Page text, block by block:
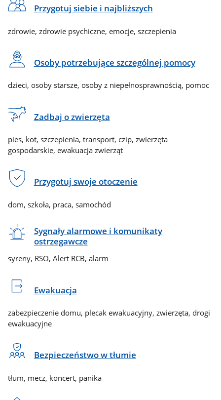
Przygotuj siebie i najbliższych
zdrowie, zdrowie psychiczne, emocje, szczepienia
Osoby potrzebujące szczególnej pomocy
dzieci, osoby starsze, osoby z niepełnosprawnością, pomoc
Zadbaj o zwierzęta
pies, kot, szczepienia, transport, czip, zwierzęta
gospodarskie, ewakuacja zwierząt
Przygotuj swoje otoczenie
dom, szkoła, praca, samochód
Sygnały alarmowe i komunikaty
ostrzegawcze
syreny, RSO, Alert RCB, alarm
Ewakuacja
zabezpieczenie domu, plecak ewakuacyjny, zwierzęta, drogi
ewakuacyjne
Bezpieczeństwo w tłumie
tłum, mecz, koncert, panika